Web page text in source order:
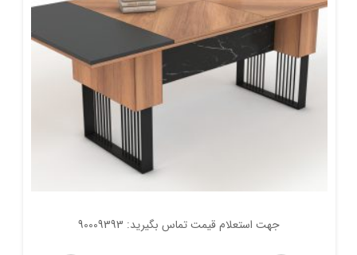
جهت استعلام قیمت تماس بگیرید: 90009393